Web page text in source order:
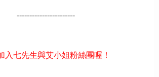
-----------------------
入七先生與艾小姐粉絲團喔！